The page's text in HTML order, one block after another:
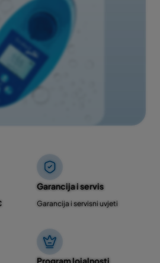
Garancija i servis
Garancija i servisni uvjeti
Program lojalnosti